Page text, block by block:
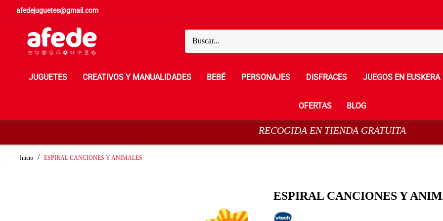
afedejuguetes@gmail.com
JUGUETES CREATIVOS Y MANUALIDADES BEBÉ PERSONAJES DISFRACES JUEGOS EN EUSKERA
OFERTAS BLOG
RECOGIDA EN TIENDA GRATUITA
Inicio ESPIRAL CANCIONES Y ANIMALES
ESPIRAL CANCIONES Y